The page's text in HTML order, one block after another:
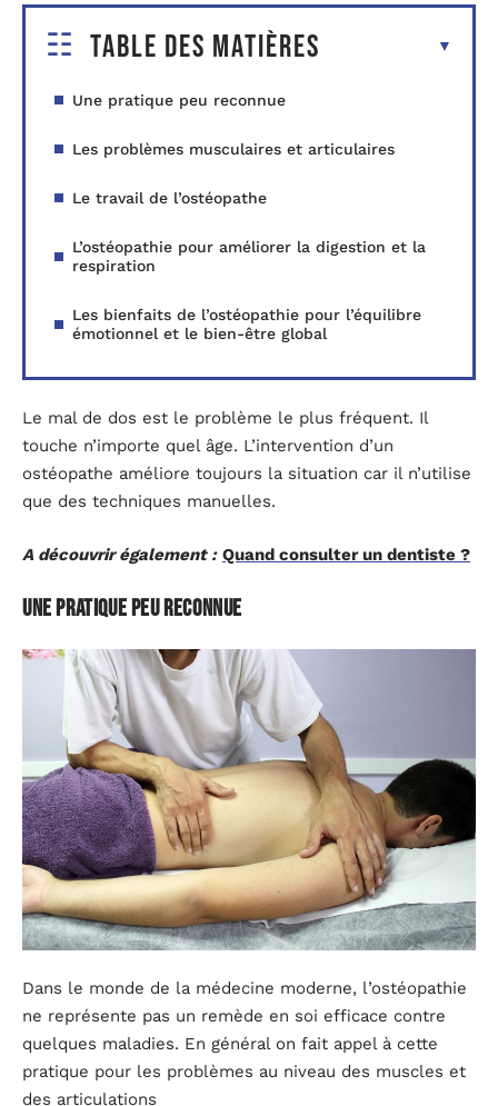
Table des matières
Une pratique peu reconnue
Les problèmes musculaires et articulaires
Le travail de l’ostéopathe
L’ostéopathie pour améliorer la digestion et la
respiration
Les bienfaits de l’ostéopathie pour l’équilibre
émotionnel et le bien-être global
Le mal de dos est le problème le plus fréquent. Il
touche n’importe quel âge. L’intervention d’un
ostéopathe améliore toujours la situation car il n’utilise
que des techniques manuelles.
A découvrir également : Quand consulter un dentiste ?
Une pratique peu reconnue
Dans le monde de la médecine moderne, l’ostéopathie
ne représente pas un remède en soi efficace contre
quelques maladies. En général on fait appel à cette
pratique pour les problèmes au niveau des muscles et
des articulations